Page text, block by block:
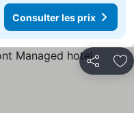
Consulter les prix
Partager